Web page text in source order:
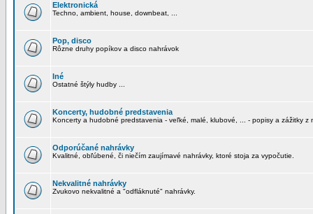
Elektronická
Techno, ambient, house, downbeat, ...
Pop, disco
Rôzne druhy popíkov a disco nahrávok
Iné
Ostatné štýly hudby ...
Koncerty, hudobné predstavenia
Koncerty a hudobné predstavenia - veľké, malé, klubové, ... - popisy a zážitky z
Odporúčané nahrávky
Kvalitné, obľúbené, či niečím zaujímavé nahrávky, ktoré stoja za vypočutie.
Nekvalitné nahrávky
Zvukovo nekvalitné a "odfláknuté" nahrávky.